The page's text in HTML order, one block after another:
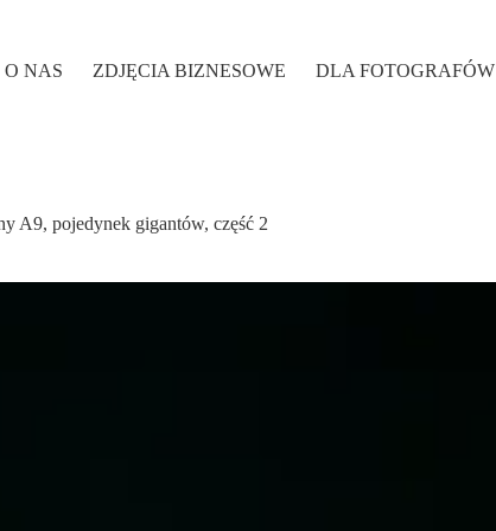
O NAS
ZDJĘCIA BIZNESOWE DLA FOTOGRAFÓW
A9, pojedynek gigantów, część 2